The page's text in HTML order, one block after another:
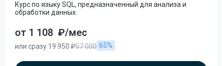
Курс по языку SQL, предназначенный для анализа и
обработки данных.
от 1 108 ₽/мес
или сразу 19 950 ₽57 000 65%